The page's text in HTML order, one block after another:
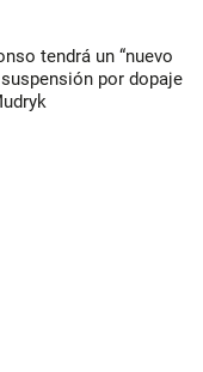
tendrá un “nuevo
por dopaje